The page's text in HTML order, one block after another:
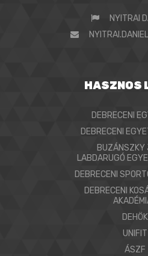
NYITRAI
HASZNOS
DEBRECENI
DEBRECENI
BUZÁNSZKY
LABDARUGÓ
DEBRECENI
DEBRECENI
DEHÖK
UNIFIT
ÁSZF